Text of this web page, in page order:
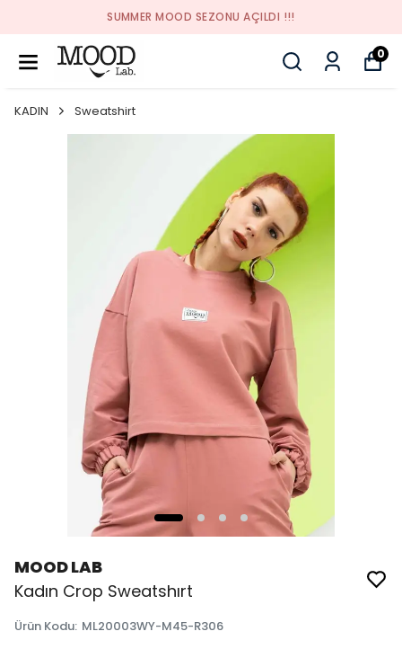
SUMMER MOOD SEZONU AÇILDI !!!
0
KADIN Sweatshirt
MOOD LAB
Kadın Crop Sweatshırt
Ürün Kodu: ML20003WY-M45-R306